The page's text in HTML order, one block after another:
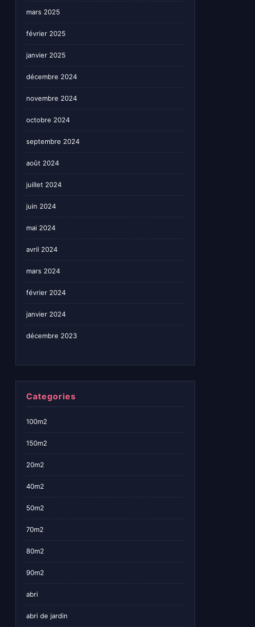
mars 2025
février 2025
janvier 2025
décembre 2024
novembre 2024
octobre 2024
septembre 2024
août 2024
juillet 2024
juin 2024
mai 2024
avril 2024
mars 2024
février 2024
janvier 2024
décembre 2023
Categories
100m2
150m2
20m2
40m2
50m2
70m2
80m2
90m2
abri
abri de jardin